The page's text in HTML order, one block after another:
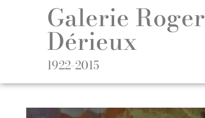
Galerie Roger
Dérieux
1922-2015